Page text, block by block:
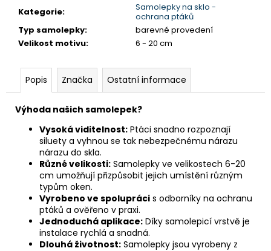
Kategorie:
Samolepky na sklo -
ochrana ptáků
Typ samolepky:
barevné provedení
Velikost motivu: 6 - 20 cm
Popis Značka Ostatní informace
Výhoda našich samolepek?
Vysoká viditelnost: Ptáci snadno rozpoznají
siluety a vyhnou se tak nebezpečnému nárazu
nárazu do skla.
Různé velikosti: Samolepky ve velikostech 6-20
cm umožňují přizpůsobit jejich umístění různým
typům oken.
Vyrobeno ve spolupráci s odborníky na ochranu
ptáků a ověřeno v praxi.
Jednoduchá aplikace: Díky samolepicí vrstvě je
instalace rychlá a snadná.
Dlouhá životnost: Samolepky jsou vyrobeny z